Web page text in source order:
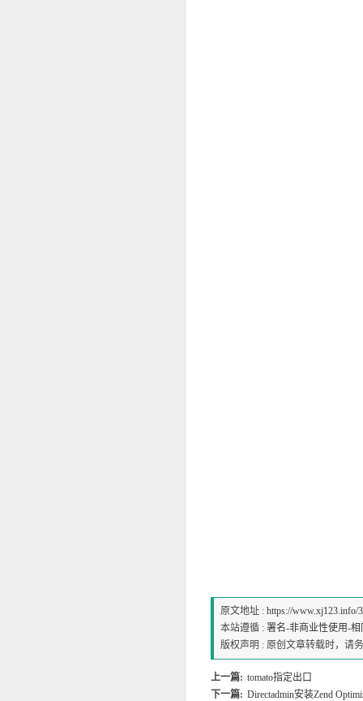
原文地址 :https://www.xj123.info/
本站遵循 :署名-非商业性使用-相
版权声明 : 原创文章转载时，请
上一篇: tomato指定出口
下一篇: Directadmin安装Zend